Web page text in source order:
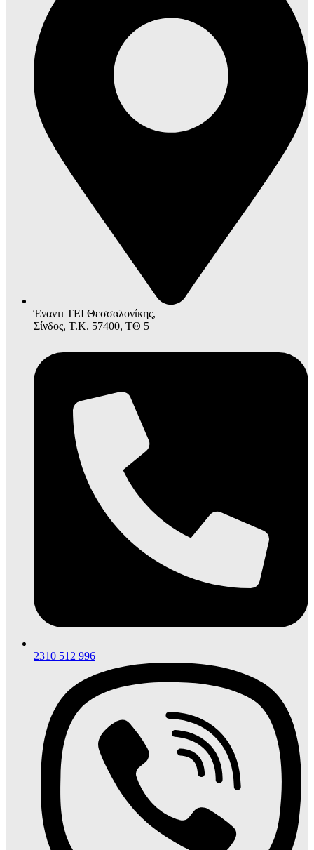
Έναντι ΤΕΙ Θεσσαλονίκης,
Σίνδος, Τ.Κ. 57400, ΤΘ 5
2310 512 996